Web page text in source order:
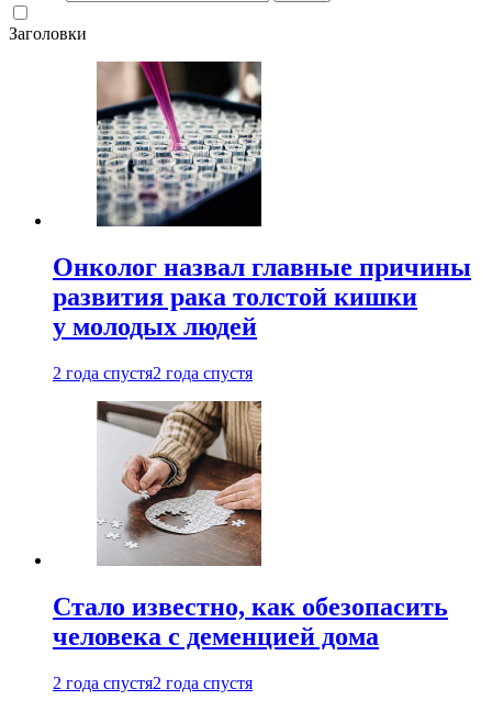
Заголовки
Онколог назвал главные причины
развития рака толстой кишки
у молодых людей
2 года спустя2 года спустя
Стало известно, как обезопасить
человека с деменцией дома
2 года спустя2 года спустя